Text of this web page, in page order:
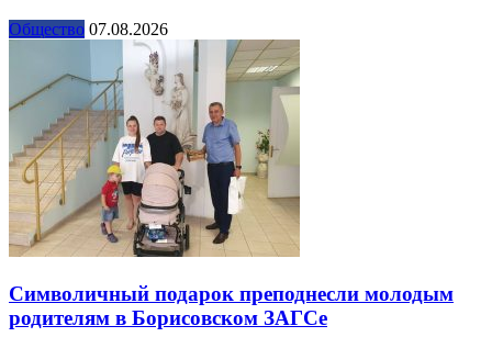
Общество 07.08.2026
Символичный подарок преподнесли молодым
родителям в Борисовском ЗАГСе